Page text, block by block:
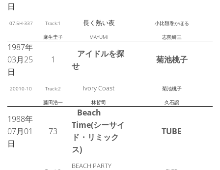
日
07.5H-337 Track:1 長く熱い夜 小比類巻かほる
麻生圭子 MAYUMI 志熊研三
1987年
03月25
日
1
アイドルを探
せ
菊池桃子
20010-10 Track:2 Ivory Coast 菊池桃子
藤田浩一 林哲司 久石譲
1988年
07月01
日
73
Beach
Time(シーサイ
ド・リミック
ス)
TUBE
BEACH PARTY